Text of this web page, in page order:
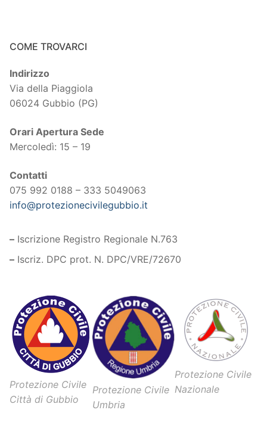
COME TROVARCI
Indirizzo
Via della Piaggiola
06024 Gubbio (PG)
Orari Apertura Sede
Mercoledì: 15 – 19
Contatti
075 992 0188 – 333 5049063
info@protezionecivilegubbio.it
– Iscrizione Registro Regionale N.763
– Iscriz. DPC prot. N. DPC/VRE/72670
Protezione Civile
Città di Gubbio
Protezione Civile
Umbria
Protezione Civile
Nazionale